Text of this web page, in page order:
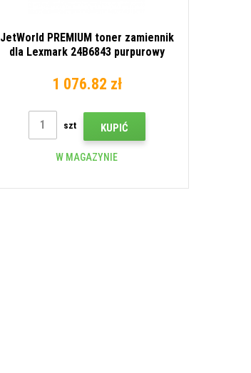
JetWorld PREMIUM toner zamiennik
dla Lexmark 24B6843 purpurowy
1 076.82 zł
szt KUPIĆ
W MAGAZYNIE